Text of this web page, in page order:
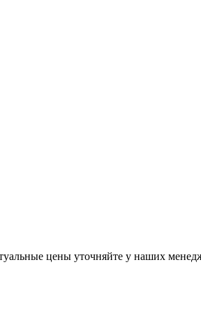
цены уточняйте у наших